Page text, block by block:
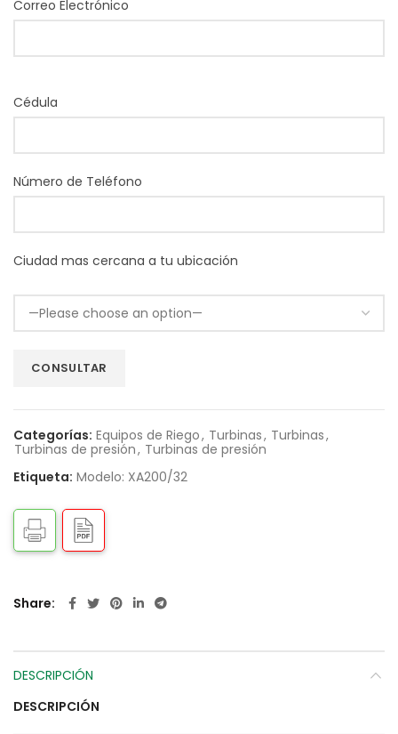
Correo Electrónico
Cédula
Número de Teléfono
Ciudad mas cercana a tu ubicación
Categorías: Equipos de Riego, Turbinas, Turbinas,
Turbinas de presión, Turbinas de presión
Etiqueta: Modelo: XA200/32
Share
DESCRIPCIÓN
DESCRIPCIÓN